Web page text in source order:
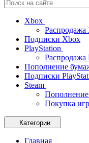
Xbox
Распродажа
Подписки Xbox
PlayStation
Распродажа
Пополнение
Подписки
Steam
Покупка
Категории
Главная